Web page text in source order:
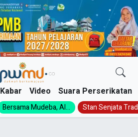
Kabar Video Suara Perserikatan
Bersama Mudeba, Al... Stan Senjata